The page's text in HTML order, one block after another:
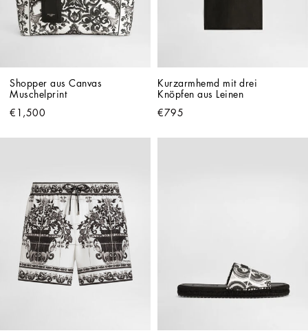
Shopper aus Canvas
Muschelprint
€1,500
Kurzarmhemd mit drei
Knöpfen aus Leinen
€795